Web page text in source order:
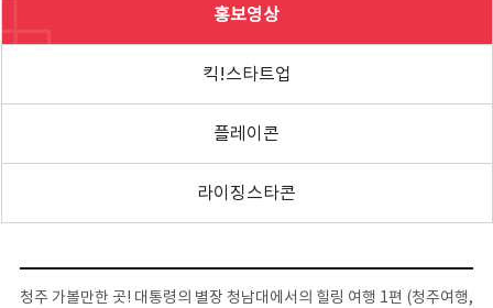
홍보영상
킥!스타트업
플레이콘
라이징스타콘
청주 가볼만한 곳! 대통령의 별장 청남대에서의 힐링 여행 1편 (청주여행,